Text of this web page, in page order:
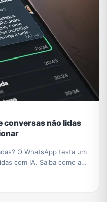
conversas não lidas
O WhatsApp testa um
com IA. Saiba como a
economizar seu tempo.